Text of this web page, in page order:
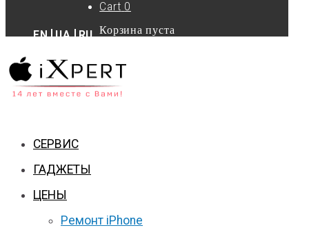
EN UA RU
Cart 0
Корзина пуста
СЕРВИС
ГАДЖЕТЫ
ЦЕНЫ
Ремонт iPhone